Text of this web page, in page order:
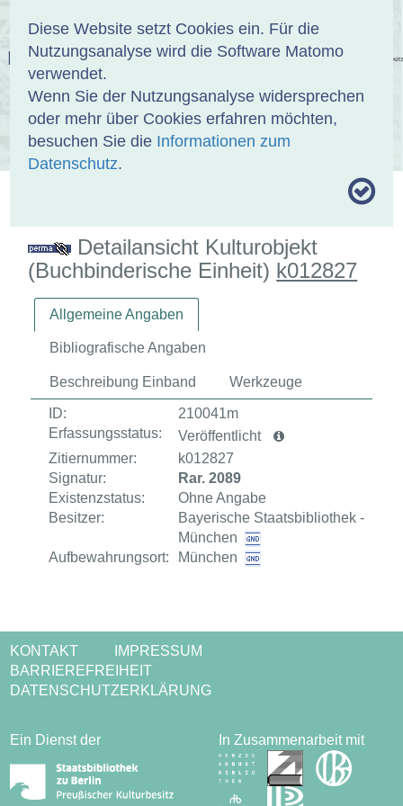
Diese Website setzt Cookies ein. Für die
Nutzungsanalyse wird die Software Matomo
verwendet.
Wenn Sie der Nutzungsanalyse widersprechen
oder mehr über Cookies erfahren möchten,
besuchen Sie die Informationen zum
Datenschutz.
EINBANDDATENBANK
ÜBER UNS SAMMLUNGEN SUCHE
Detailansicht Kulturobjekt
(Buchbinderische Einheit) k012827
Allgemeine Angaben
Bibliografische Angaben
Beschreibung Einband Werkzeuge
ID:
210041m
Erfassungsstatus:
Veröffentlicht
Zitiernummer:
k012827
Signatur:
Rar. 2089
Existenzstatus:
Ohne Angabe
Besitzer:
Bayerische Staatsbibliothek -
München
Aufbewahrungsort:
München
KONTAKT
IMPRESSUM
BARRIEREFREIHEIT
DATENSCHUTZERKLÄRUNG
Ein Dienst der In Zusammenarbeit mit